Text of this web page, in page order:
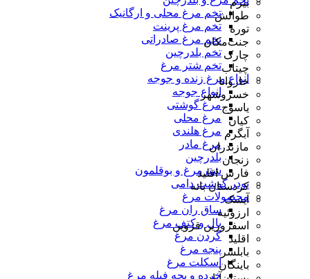
تخم مرغ محلی و ارگانیک
تخم مرغ پرینت
تخم مرغ صادراتی
تخم بلدرچین
تخم شتر مرغ
انواع مرغ زنده و جوجه
انواع جوجه
مرغ گوشتی
مرغ محلی
مرغ هلندی
مرغ مادر
بلدرچین
شترمرغ و بوقلمون
پودر گوشت دامی
محصولات مرغ
ساق ران مرغ
بال و کتف مرغ
گردن مرغ
پنجه مرغ
اسکلت مرغ
خرده و بچه فیله مرغ
بیرم
طوالش
توره
جنت‌مکان
چارک
چیتاب
خاروانا
خسروشهر
یاسوج
کیان
آبگرم
مازندران
زنجان
فارس اقلید
کردستان بانه
آیسک
ارزوئیه
اسفرورین قزوین
اقلید
بابلسر
باینگان